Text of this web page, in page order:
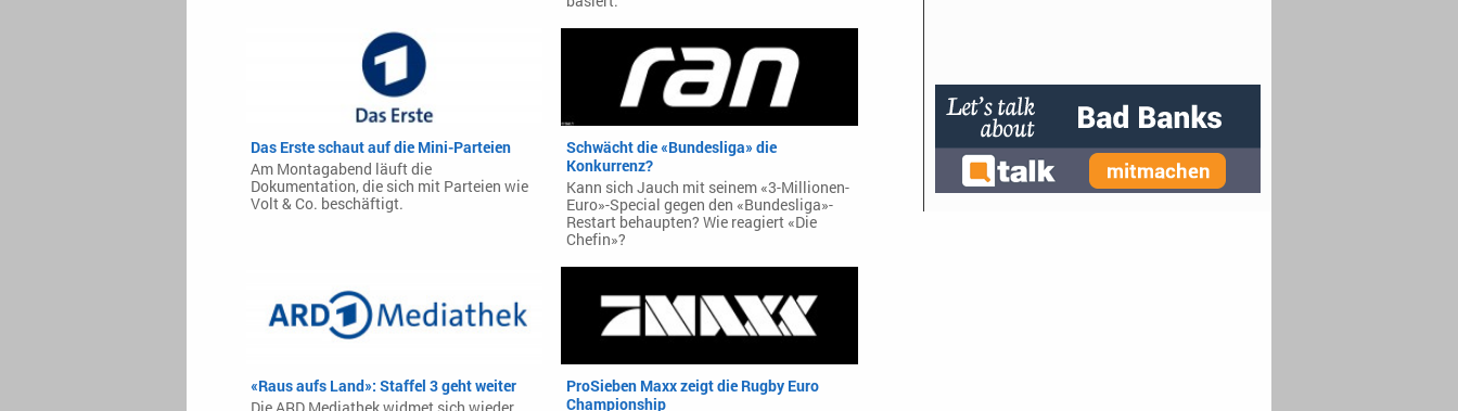
Das Erste schaut auf die Mini-Parteien
Am Montagabend läuft die
Dokumentation, die sich mit Parteien wie
Volt & Co. beschäftigt.
Schwächt die «Bundesliga» die
Konkurrenz?
Kann sich Jauch mit seinem «3-Millionen-
Euro»-Special gegen den «Bundesliga»-
Restart behaupten? Wie reagiert «Die
Chefin»?
«Raus aufs Land»: Staffel 3 geht weiter
ProSieben Maxx zeigt die Rugby Euro
Championship